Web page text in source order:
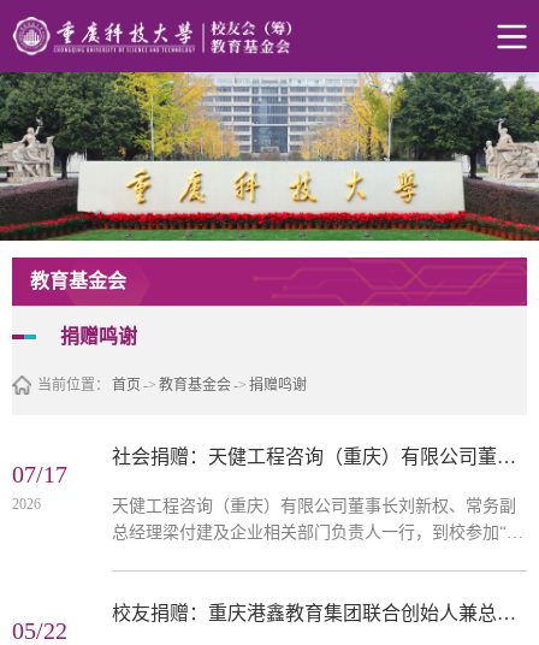
教育基金会
捐赠鸣谢
当前位置： 首页 -> 教育基金会-> 捐赠鸣谢
07/17
2026
社会捐赠：天健工程咨询（重庆）有限公司董事长刘新权、常务副总经理梁付建向学校捐赠人民币1...
天健工程咨询（重庆）有限公司董事长刘新权、常务副
总经理梁付建及企业相关部门负责人一行，到校参加“天
“天健工程”奖（助）学金，助力学子成长成才
05/22
校友捐赠：重庆港鑫教育集团联合创始人兼总经理、重庆艺术工程职业学院副理事长雷秀君向学校...